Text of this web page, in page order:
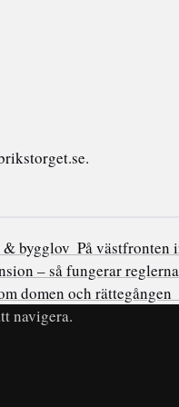
& bygglov På västfronten
– så fungerar
domen och rättegången
navigera.